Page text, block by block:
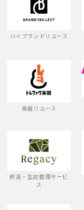
ハイブランドリユース
楽器リユース
終活・生前整理サービ
ス